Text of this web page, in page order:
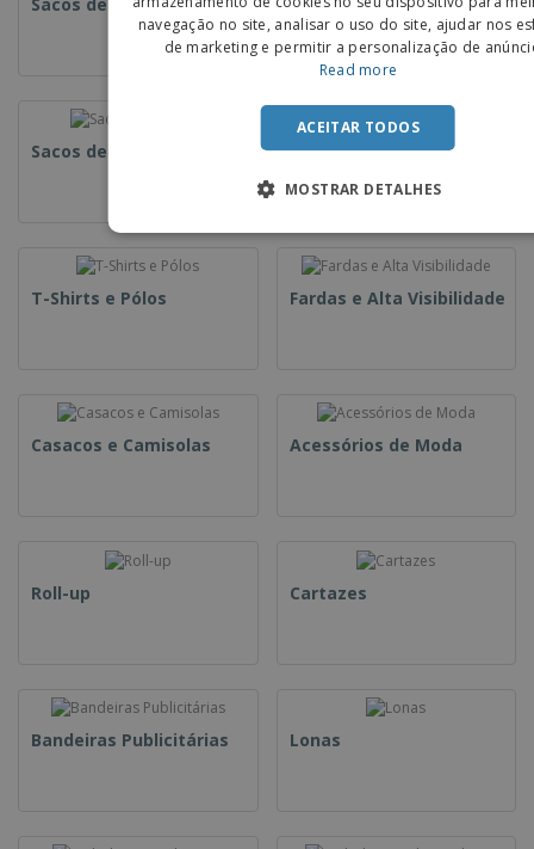
Sacos de Plástico Saquetas
T-Shirts e Pólos Fardas e Alta Visibilidade
Casacos e Camisolas Acessórios de Moda
Roll-up Cartazes
Bandeiras Publicitárias Lonas
navegação no site, analisar o uso do site, ajudar nos
de marketing e permitir a personalização de
Read more
ACEITAR TODOS
MOSTRAR DETALHES